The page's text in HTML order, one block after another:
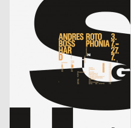
cyan (Daniela Haufe + Detlef Fiedler) D
2003
20 Jahre Freunde guter Musik
cyan (Daniela Haufe + Detlef Fiedler) D
2003
better days
blotto design
2003